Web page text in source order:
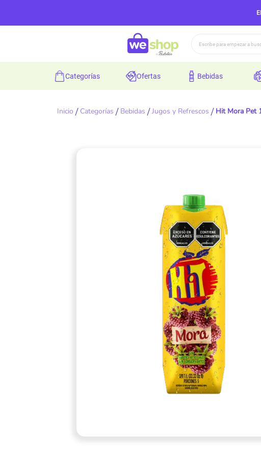
categorías ofertas bebidas
Inicio Categorías Bebidas Jugos y Refrescos Hit Mora Pet